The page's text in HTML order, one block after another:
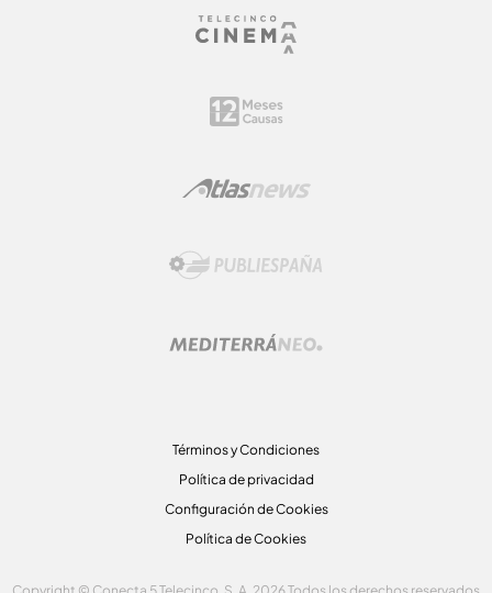
Términos y Condiciones
Política de privacidad
Configuración de Cookies
Política de Cookies